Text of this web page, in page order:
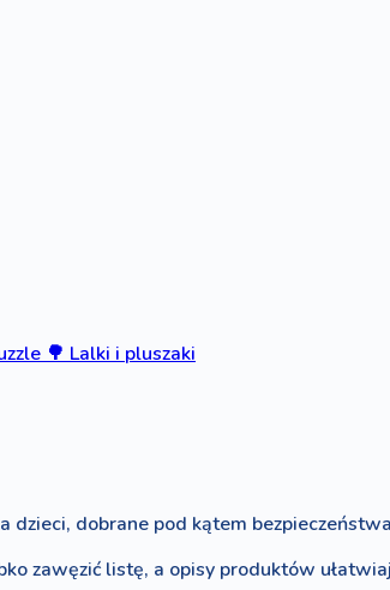
🌳 Lalki i pluszaki
dobrane pod kątem
zawęzić listę, a opisy produktów